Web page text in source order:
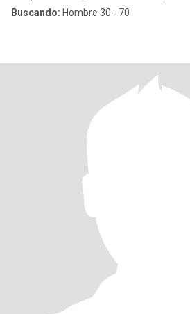
Buscando: Hombre 30 - 70